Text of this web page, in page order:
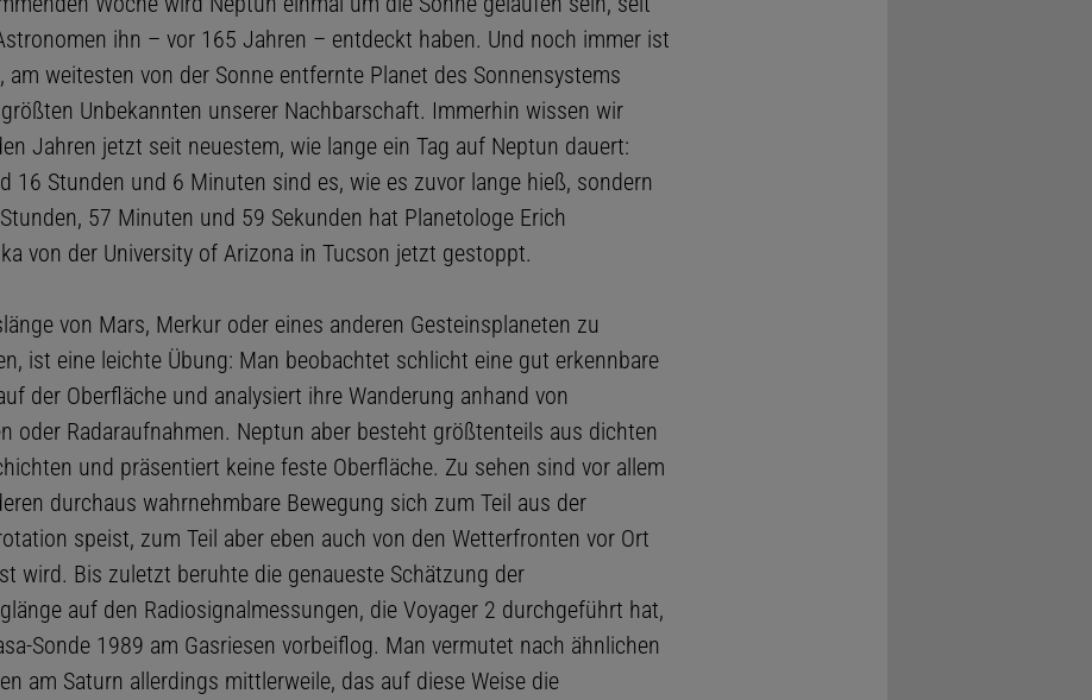
ihn – vor 165 Jahren – entdeckt haben. Und noch immer ist
am weitesten von der Sonne entfernte Planet des Sonnensystems
Unbekannten unserer Nachbarschaft. Immerhin wissen wir
Jahren jetzt seit neuestem, wie lange ein Tag auf Neptun dauert:
16 Stunden und 6 Minuten sind es, wie es zuvor lange hieß, sondern
57 Minuten und 59 Sekunden hat Planetologe Erich
von der University of Arizona in Tucson jetzt gestoppt.
von Mars, Merkur oder eines anderen Gesteinsplaneten zu
ist eine leichte Übung: Man beobachtet schlicht eine gut erkennbare
der Oberfläche und analysiert ihre Wanderung anhand von
oder Radaraufnahmen. Neptun aber besteht größtenteils aus dichten
und präsentiert keine feste Oberfläche. Zu sehen sind vor allem
durchaus wahrnehmbare Bewegung sich zum Teil aus der
speist, zum Teil aber eben auch von den Wetterfronten vor Ort
wird. Bis zuletzt beruhte die genaueste Schätzung der
auf den Radiosignalmessungen, die Voyager 2 durchgeführt hat,
Sonde 1989 am Gasriesen vorbeiflog. Man vermutet nach ähnlichen
am Saturn allerdings mittlerweile, das auf diese Weise die